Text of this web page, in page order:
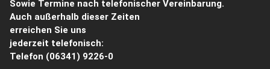
Sowie Termine nach telefonischer Vereinbarung.
Auch außerhalb dieser Zeiten
erreichen Sie uns
jederzeit telefonisch:
Telefon (06341) 9226-0